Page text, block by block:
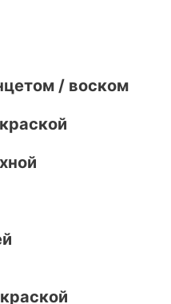
/ воском